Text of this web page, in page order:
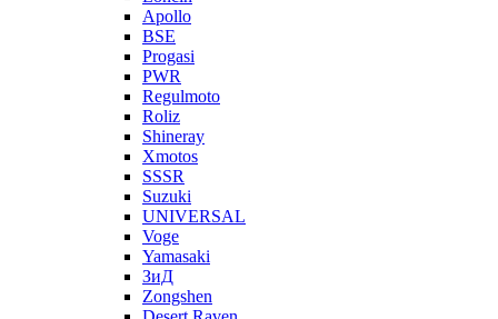
Apollo
BSE
Progasi
PWR
Regulmoto
Roliz
Shineray
Xmotos
SSSR
Suzuki
UNIVERSAL
Voge
Yamasaki
ЗиД
Zongshen